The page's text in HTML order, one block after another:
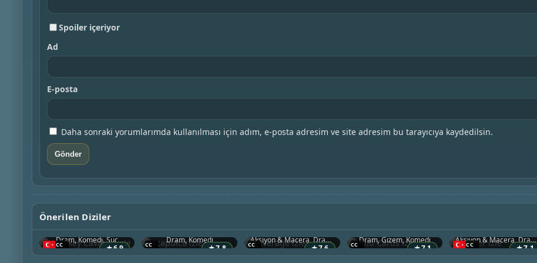
Spoiler içeriyor
Ad
E-posta
Daha sonraki yorumlarımda kullanılması için adım, e-posta adresim ve site adresim bu tarayıcıya kaydedilsin.
Önerilen Diziler
★6.9
Whiskey Cavalier
2019 • ABD
Dram, Komedi, Suç
★7.8
2021 • ABD
Dram, Komedi
★7.6
2008 • ABD
Aksiyon & Macera, Dram, Komedi
★7.1
2024 • Kanada
Dram, Gizem, Komedi
★7.1
2021 • ABD
Aksiyon & Macera, Dram, Suç